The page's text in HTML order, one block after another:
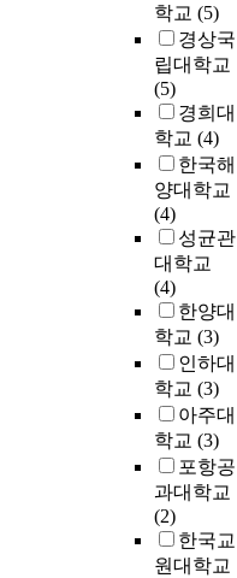
학교 (5)
경상국
립대학교
(5)
경희대
학교 (4)
한국해
양대학교
(4)
성균관
대학교
(4)
한양대
학교 (3)
인하대
학교 (3)
아주대
학교 (3)
포항공
과대학교
(2)
한국교
원대학교